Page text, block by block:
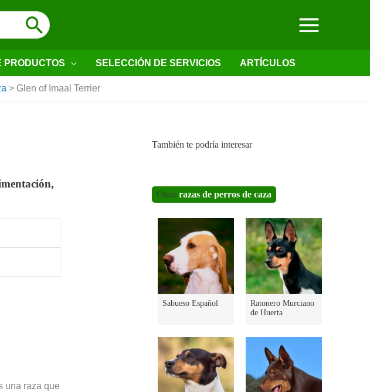
PRODUCTOS SELECCIÓN DE SERVICIOS ARTÍCULOS
> Glen of Imaal Terrier
una raza que
También te podría interesar
Otras razas de perros de caza
Sabueso Español
Ratonero Murciano
de Huerta